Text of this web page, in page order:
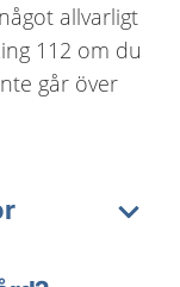
allvarligt
112 om du
går över